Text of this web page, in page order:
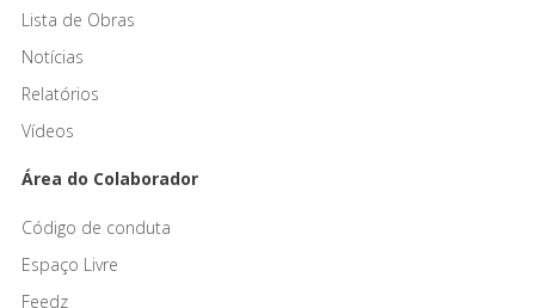
Lista de Obras
Notícias
Relatórios
Vídeos
Área do Colaborador
Código de conduta
Espaço Livre
Feedz